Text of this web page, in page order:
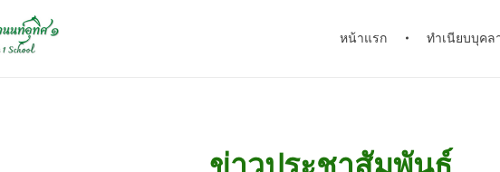
หน้าแรก ทำเนียบบุคล